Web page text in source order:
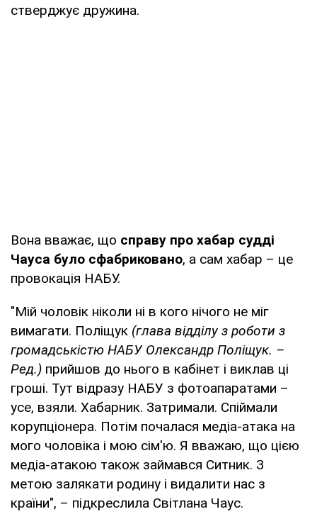
стверджує дружина.
Вона вважає, що справу про хабар судді
Чауса було сфабриковано, а сам хабар – це
провокація НАБУ.
"Мій чоловік ніколи ні в кого нічого не міг
вимагати. Поліщук (глава відділу з роботи з
громадськістю НАБУ Олександр Поліщук. –
Ред.) прийшов до нього в кабінет і виклав ці
гроші. Тут відразу НАБУ з фотоапаратами –
усе, взяли. Хабарник. Затримали. Спіймали
корупціонера. Потім почалася медіа-атака на
мого чоловіка і мою сім'ю. Я вважаю, що цією
медіа-атакою також займався Ситник. З
метою залякати родину і видалити нас з
країни", – підкреслила Світлана Чаус.